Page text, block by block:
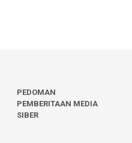
PEDOMAN
PEMBERITAAN MEDIA
SIBER